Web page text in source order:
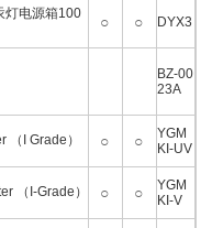
灯电源箱100
○ ○ DYX3
BZ-00
23A
（I Grade） ○ ○
YGM
KI-UV
（I-Grade） ○ ○
YGM
KI-V